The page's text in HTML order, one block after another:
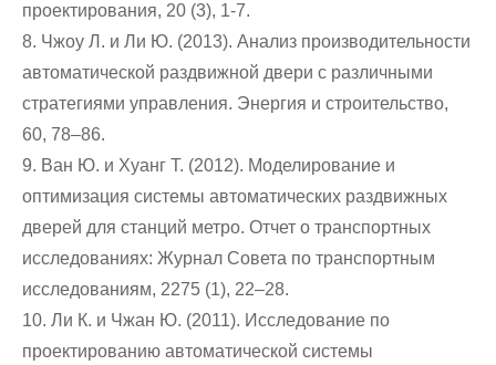
проектирования, 20 (3), 1-7.
8. Чжоу Л. и Ли Ю. (2013). Анализ производительности
автоматической раздвижной двери с различными
стратегиями управления. Энергия и строительство,
60, 78–86.
9. Ван Ю. и Хуанг Т. (2012). Моделирование и
оптимизация системы автоматических раздвижных
дверей для станций метро. Отчет о транспортных
исследованиях: Журнал Совета по транспортным
исследованиям, 2275 (1), 22–28.
10. Ли К. и Чжан Ю. (2011). Исследование по
проектированию автоматической системы